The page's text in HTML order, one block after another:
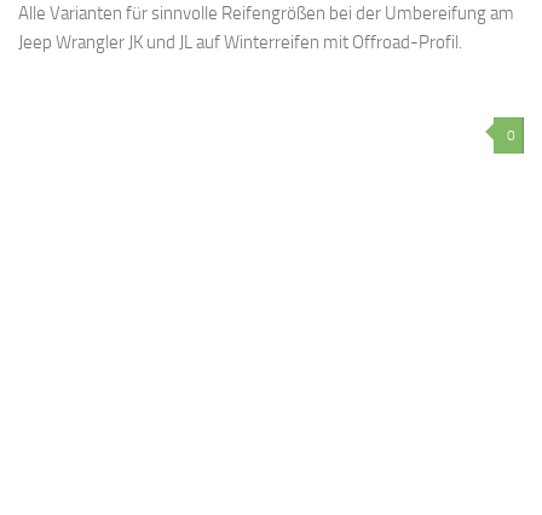
Alle Varianten für sinnvolle Reifengrößen bei der Umbereifung am
Jeep Wrangler JK und JL auf Winterreifen mit Offroad-Profil.
0